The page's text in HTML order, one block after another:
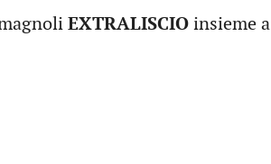
EXTRALISCIO insieme a